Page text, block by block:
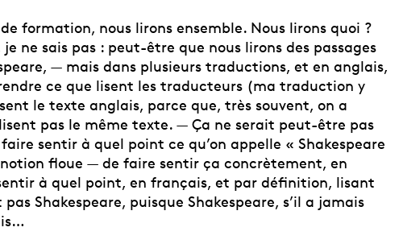
formation, nous lirons ensemble. Nous lirons quoi ?
ne sais pas : peut-être que nous lirons des passages
— mais dans plusieurs traductions, et en anglais,
ce que lisent les traducteurs (ma traduction y
le texte anglais, parce que, très souvent, on a
lisent pas le même texte. — Ça ne serait peut-être pas
faire sentir à quel point ce qu’on appelle « Shakespeare
floue — de faire sentir ça concrètement, en
à quel point, en français, et par définition, lisant
Shakespeare, puisque Shakespeare, s’il a jamais